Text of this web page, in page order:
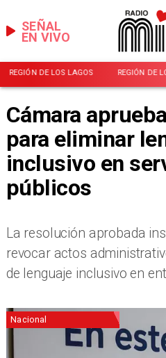
EN VIVO
SEÑAL
REGIÓN DE LOS LAGOS REGIÓN DE
Cámara
para eliminar
inclusivo en
públicos
La resolución aprobada
revocar actos
de lenguaje inclusivo en
Nacional